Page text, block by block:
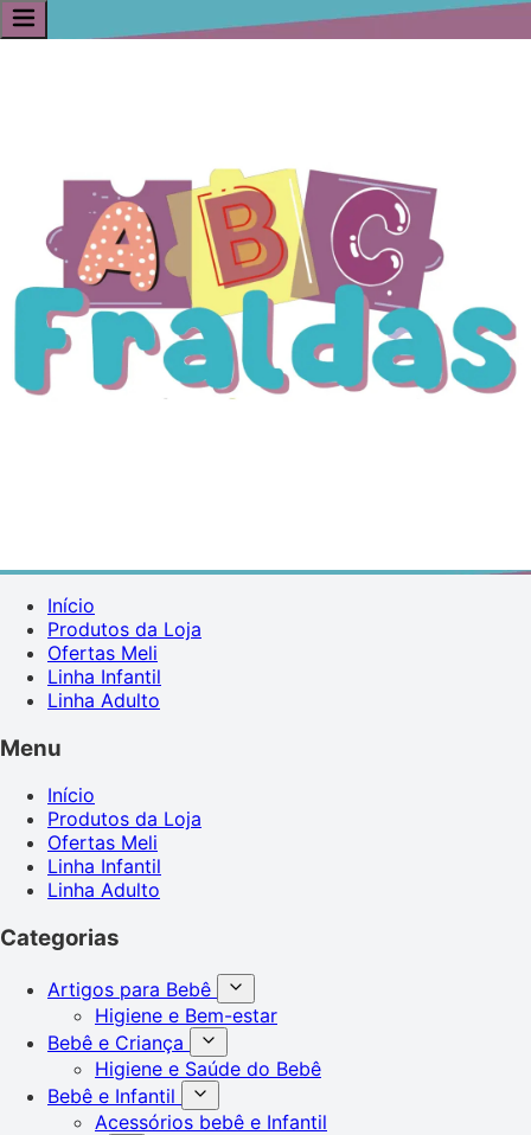
Início
Produtos da Loja
Ofertas Meli
Linha Infantil
Linha Adulto
Menu
Início
Produtos da Loja
Ofertas Meli
Linha Infantil
Linha Adulto
Categorias
Artigos para Bebê
Higiene e Bem-estar
Bebê e Criança
Higiene e Saúde do Bebê
Bebê e Infantil
Acessórios bebê e Infantil